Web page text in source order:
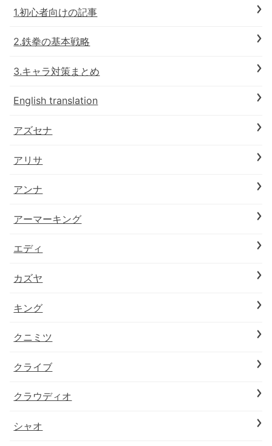
1.初心者向けの記事
2.鉄拳の基本戦略
3.キャラ対策まとめ
English translation
アズセナ
アリサ
アンナ
アーマーキング
エディ
カズヤ
キング
クニミツ
クライブ
クラウディオ
シャオ